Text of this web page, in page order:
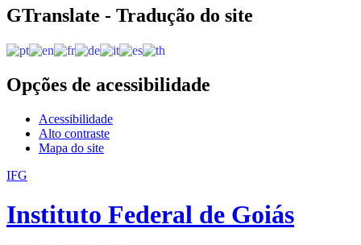
Acesso à informação
GTranslate - Tradução do site
Opções de acessibilidade
Acessibilidade
Alto contraste
Mapa do site
IFG
Instituto Federal de Goiás